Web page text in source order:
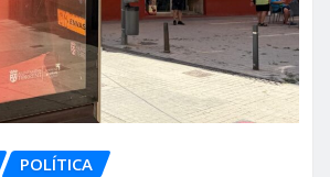
POLÍTICA